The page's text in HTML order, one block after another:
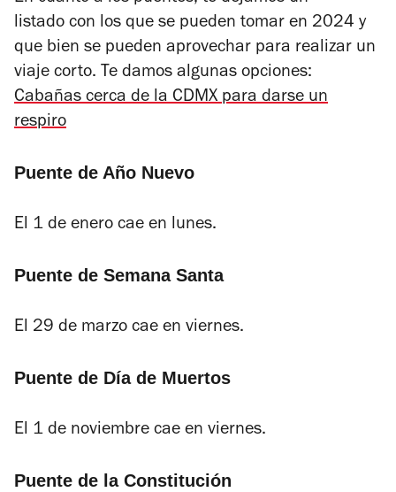
listado con los que se pueden tomar en 2024 y
que bien se pueden aprovechar para realizar un
viaje corto. Te damos algunas opciones:
Cabañas cerca de la CDMX para darse un
respiro
Puente de Año Nuevo
El 1 de enero cae en lunes.
Puente de Semana Santa
El 29 de marzo cae en viernes.
Puente de Día de Muertos
El 1 de noviembre cae en viernes.
Puente de la Constitución